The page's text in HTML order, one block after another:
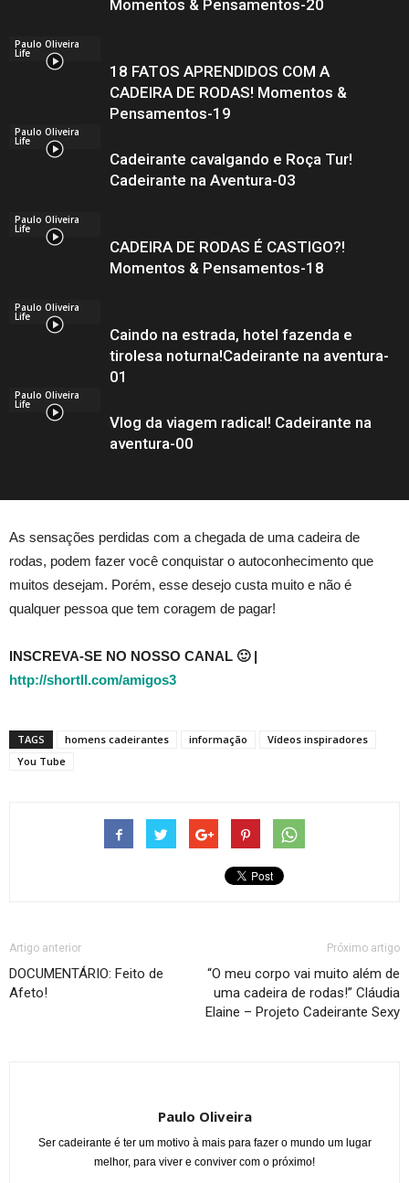
Momentos & Pensamentos-20
Paulo Oliveira
Life
18 FATOS APRENDIDOS COM A
CADEIRA DE RODAS! Momentos &
Pensamentos-19
Paulo Oliveira
Life
Cadeirante cavalgando e Roça Tur!
Cadeirante na Aventura-03
Paulo Oliveira
Life
CADEIRA DE RODAS É CASTIGO?!
Momentos & Pensamentos-18
Paulo Oliveira
Life
Caindo na estrada, hotel fazenda e
tirolesa noturna!Cadeirante na aventura-
01
Paulo Oliveira
Life
Vlog da viagem radical! Cadeirante na
aventura-00
As sensações perdidas com a chegada de uma cadeira de
rodas, podem fazer você conquistar o autoconhecimento que
muitos desejam. Porém, esse desejo custa muito e não é
qualquer pessoa que tem coragem de pagar!
INSCREVA-SE NO NOSSO CANAL 🙂 |
http://shortll.com/amigos3
TAGS homens cadeirantes informação
Vídeos inspiradores
You Tube
Artigo anterior
DOCUMENTÁRIO: Feito de
Afeto!
Próximo artigo
“O meu corpo vai muito além de
uma cadeira de rodas!” Cláudia
Elaine – Projeto Cadeirante Sexy
Paulo Oliveira
Ser cadeirante é ter um motivo à mais para fazer o mundo um lugar
melhor, para viver e conviver com o próximo!